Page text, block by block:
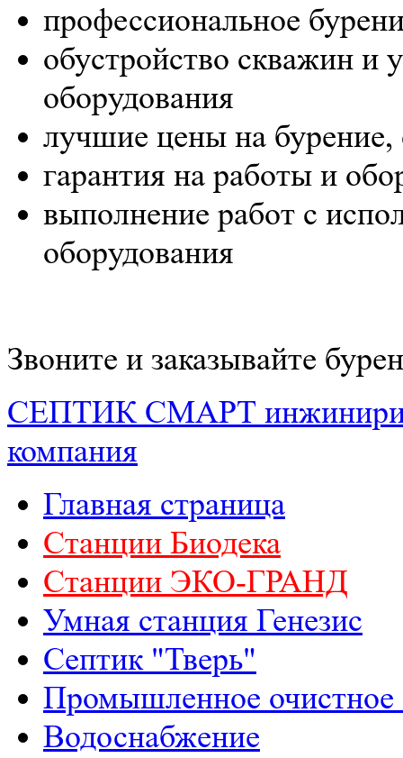
профессиональное
обустройство скважин и
оборудования
лучшие цены на бурение,
гарантия на работы и
выполнение работ с
оборудования
Звоните и заказывайте
СЕПТИК СМАРТ
компания
Главная страница
Станции Биодека
Станции ЭКО-ГРАНД
Умная станция Генезис
Септик "Тверь"
Промышленное очистное
Водоснабжение